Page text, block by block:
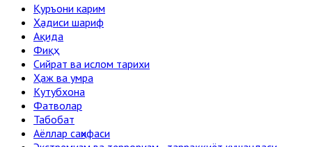
Қуръони карим
Ҳадиси шариф
Ақида
Фиқҳ
Сийрат ва ислом тарихи
Ҳаж ва умра
Кутубхона
Фатволар
Табобат
Аёллар саҳифаси